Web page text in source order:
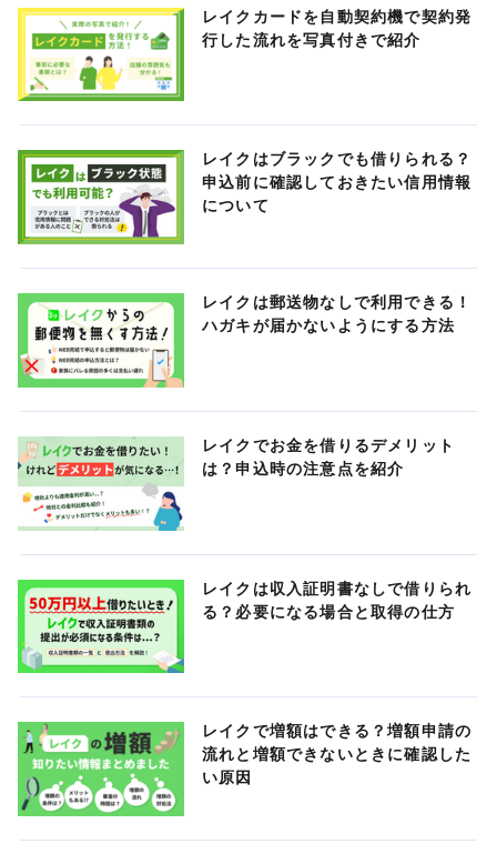
レイクカードを自動契約機で契約発
行した流れを写真付きで紹介
レイクはブラックでも借りられる？
申込前に確認しておきたい信用情報
について
レイクは郵送物なしで利用できる！
ハガキが届かないようにする方法
レイクでお金を借りるデメリット
は？申込時の注意点を紹介
レイクは収入証明書なしで借りられ
る？必要になる場合と取得の仕方
レイクで増額はできる？増額申請の
流れと増額できないときに確認した
い原因